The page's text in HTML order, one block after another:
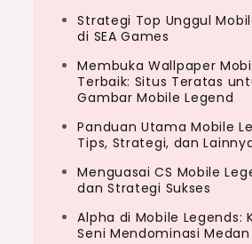
Strategi Top Unggul
di SEA Games
Membuka Wallpaper
Terbaik: Situs Teratas
Gambar Mobile Legend
Panduan Utama Mobile
Tips, Strategi, dan
Menguasai CS Mobile
dan Strategi Sukses
Alpha di Mobile Legends:
Seni Mendominasi